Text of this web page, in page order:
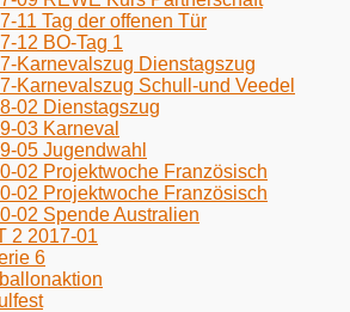
11 Tag der offenen Tür
12 BO-Tag 1
Karnevalszug Dienstagszug
Karnevalszug Schull-und Veedel
02 Dienstagszug
03 Karneval
05 Jugendwahl
02 Projektwoche Französisch
02 Projektwoche Französisch
02 Spende Australien
2 2017-01
6